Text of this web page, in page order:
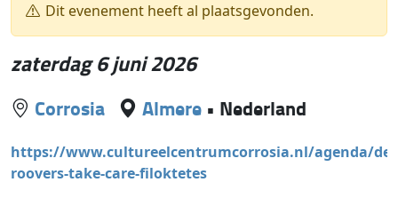
Dit evenement heeft al plaatsgevonden.
zaterdag 6 juni 2026
Corrosia Almere • Nederland
https://www.cultureelcentrumcorrosia.nl/agenda/
roovers-take-care-filoktetes